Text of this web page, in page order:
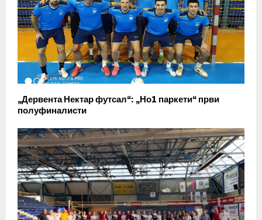
„Дервента Нектар футсал“: „Но1 паркети“ први
полуфиналисти